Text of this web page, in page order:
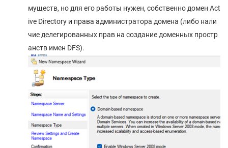
муществ, но для его работы нужен, собственно домен Act
ive Directory и права администратора домена (либо нали
чие делегированных прав на создание доменных простр
анств имен DFS).